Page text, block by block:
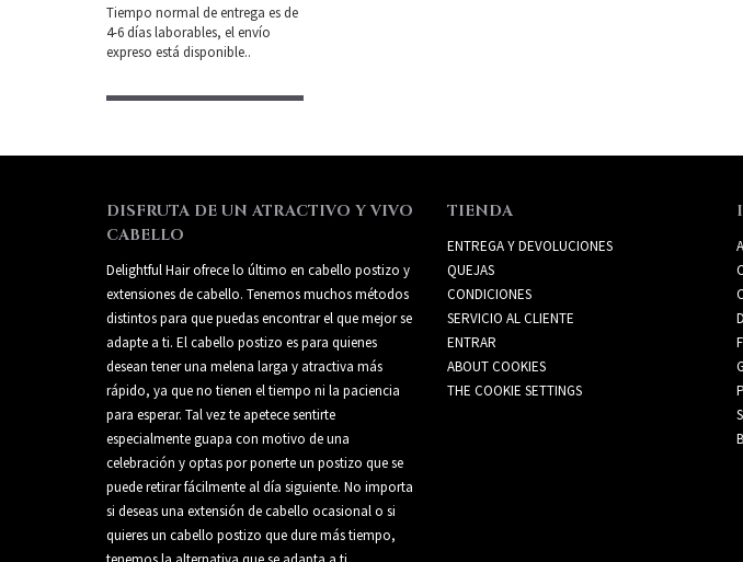
Tiempo normal de entrega es de
4-6 días laborables, el envío
expreso está disponible..
DISFRUTA DE UN ATRACTIVO Y VIVO
CABELLO
Delightful Hair ofrece lo último en cabello postizo y
extensiones de cabello. Tenemos muchos métodos
distintos para que puedas encontrar el que mejor se
adapte a ti. El cabello postizo es para quienes
desean tener una melena larga y atractiva más
rápido, ya que no tienen el tiempo ni la paciencia
para esperar. Tal vez te apetece sentirte
especialmente guapa con motivo de una
celebración y optas por ponerte un postizo que se
puede retirar fácilmente al día siguiente. No importa
si deseas una extensión de cabello ocasional o si
quieres un cabello postizo que dure más tiempo,
TIENDA
ENTREGA Y DEVOLUCIONES
QUEJAS
CONDICIONES
SERVICIO AL CLIENTE
ENTRAR
ABOUT COOKIES
THE COOKIE SETTINGS